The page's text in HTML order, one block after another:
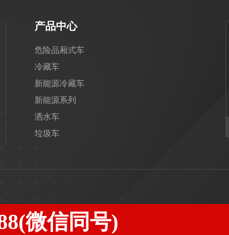
产品中心
危险品厢式车
冷藏车
新能源冷藏车
新能源系列
洒水车
垃圾车
微信同号)